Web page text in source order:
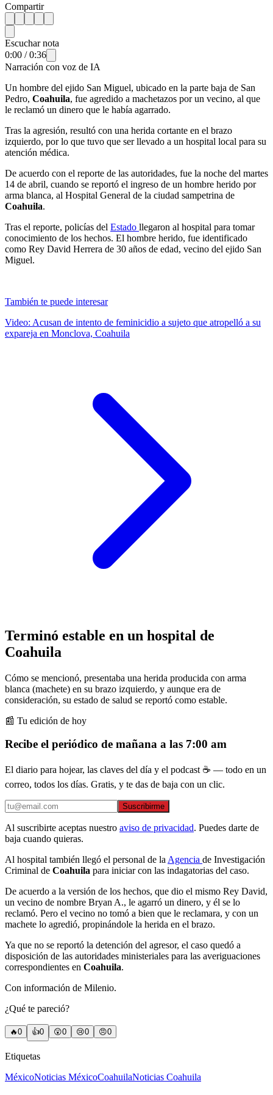
Compartir
Escuchar nota
0:00 /0:36
Narración con voz de IA
Un hombre del ejido San Miguel, ubicado en la parte baja de San
Pedro, Coahuila, fue agredido a machetazos por un vecino, al que
le reclamó un dinero que le había agarrado.
Tras la agresión, resultó con una herida cortante en el brazo
izquierdo, por lo que tuvo que ser llevado a un hospital local para su
atención médica.
De acuerdo con el reporte de las autoridades, fue la noche del martes
14 de abril, cuando se reportó el ingreso de un hombre herido por
arma blanca, al Hospital General de la ciudad sampetrina de
Coahuila.
Tras el reporte, policías del Estado llegaron al hospital para tomar
conocimiento de los hechos. El hombre herido, fue identificado
como Rey David Herrera de 30 años de edad, vecino del ejido San
Miguel.
También te puede interesar
Video: Acusan de intento de feminicidio a sujeto que atropelló a su
expareja en Monclova, Coahuila
Terminó estable en un hospital de
Coahuila
Cómo se mencionó, presentaba una herida producida con arma
blanca (machete) en su brazo izquierdo, y aunque era de
consideración, su estado de salud se reportó como estable.
📰 Tu edición de hoy
Recibe el periódico de mañana a las 7:00 am
El diario para hojear, las claves del día y el podcast ☕ — todo en un
correo, todos los días. Gratis, y te das de baja con un clic.
Suscribirme
Al suscribirte aceptas nuestro aviso de privacidad. Puedes darte de
baja cuando quieras.
Al hospital también llegó el personal de la Agencia de Investigación
Criminal de Coahuila para iniciar con las indagatorias del caso.
De acuerdo a la versión de los hechos, que dio el mismo Rey David,
un vecino de nombre Bryan A., le agarró un dinero, y él se lo
reclamó. Pero el vecino no tomó a bien que le reclamara, y con un
machete lo agredió, propinándole la herida en el brazo.
Ya que no se reportó la detención del agresor, el caso quedó a
disposición de las autoridades ministeriales para las averiguaciones
correspondientes en Coahuila.
Con información de Milenio.
¿Qué te pareció?
🔥0 👍0 😲0 😢0 😠0
Etiquetas
MéxicoNoticias MéxicoCoahuilaNoticias Coahuila